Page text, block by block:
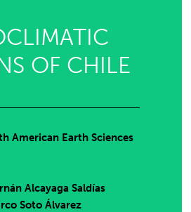
OF CHILE
American Earth Sciences
Alcayaga Saldías
Soto Álvarez